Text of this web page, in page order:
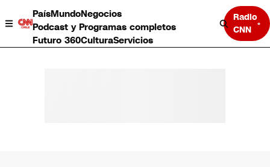
PaísMundoNegocios
Podcast y Programas completos
Futuro 360CulturaServicios
Radio
CNN